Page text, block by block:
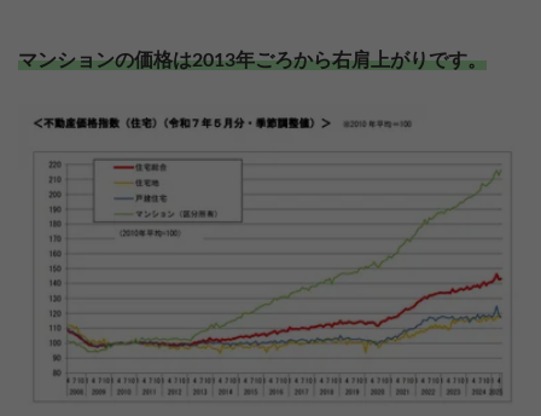
マンションの価格は2013年ごろから右肩上がりです。